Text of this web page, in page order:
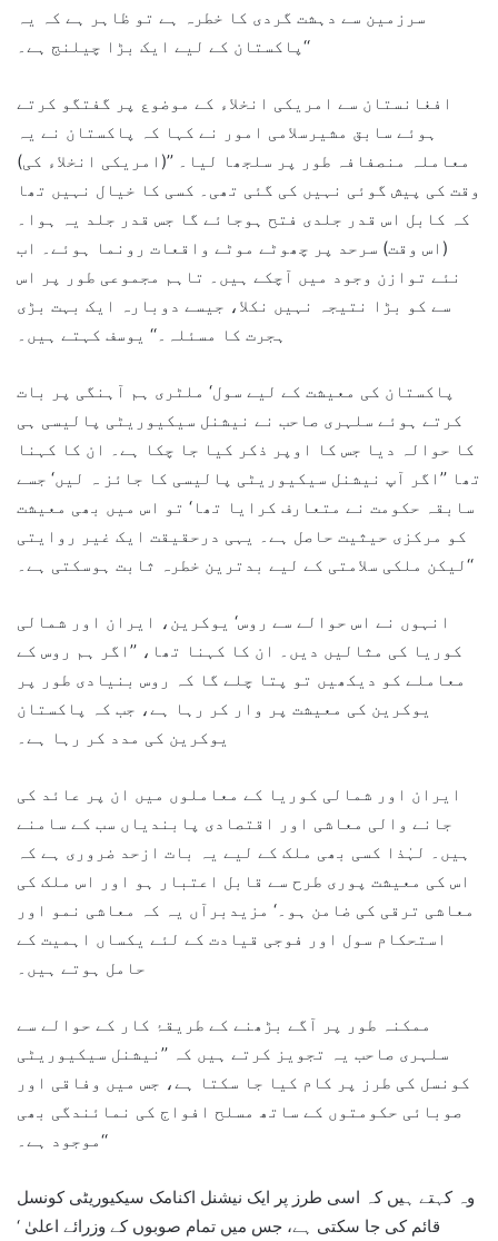
سرزمین سے دہشت گردی کا خطرہ ہے تو ظاہر ہے کہ یہ
پاکستان کے لیے ایک بڑا چیلنج ہے۔‘‘
افغانستان سے امریکی انخلاء کے موضوع پر گفتگو کرتے
ہوئے سابق مشیرسلامی امور نے کہا کہ پاکستان نے یہ
معاملہ منصفافہ طور پر سلجھا لیا۔ ’’(امریکی انخلاء کی)
وقت کی پیش گوئی نہیں کی گئی تھی۔ کسی کا خیال نہیں تھا
کہ کابل اس قدر جلدی فتح ہوجائے گا جس قدر جلد یہ ہوا۔
(اس وقت) سرحد پر چھوٹے موٹے واقعات رونما ہوئے۔ اب
نئے توازن وجود میں آچکے ہیں۔ تاہم مجموعی طور پر اس
سے کو بڑا نتیجہ نہیں نکلا، جیسے دوبارہ ایک بہت بڑی
ہجرت کا مسئلہ۔‘‘ یوسف کہتے ہیں۔
پاکستان کی معیشت کے لیے سول‘ ملٹری ہم آہنگی پر بات
کرتے ہوئے سلہری صاحب نے نیشنل سیکیوریٹی پالیسی ہی
کا حوالہ دیا جس کا اوپر ذکر کیا جا چکا ہے۔ ان کا کہنا
تھا ’’اگر آپ نیشنل سیکیوریٹی پالیسی کا جائز ہ لیں‘ جسے
سابقہ حکومت نے متعارف کرایا تھا‘ تو اس میں بھی معیشت
کو مرکزی حیثیت حاصل ہے۔ یہی درحقیقت ایک غیر روایتی
لیکن ملکی سلامتی کے لیے بدترین خطرہ ثابت ہوسکتی ہے۔‘‘
انہوں نے اس حوالے سے روس‘ یوکرین، ایران اور شمالی
کوریا کی مثالیں دیں۔ ان کا کہنا تھا، ’’اگر ہم روس کے
معاملے کو دیکھیں تو پتا چلے گا کہ روس بنیادی طور پر
یوکرین کی معیشت پر وار کر رہا ہے، جب کہ پاکستان
یوکرین کی مدد کر رہا ہے۔
ایران اور شمالی کوریا کے معاملوں میں ان پر عائد کی
جانے والی معاشی اور اقتصادی پابندیاں سب کے سامنے
ہیں۔ لہٰذا کسی بھی ملک کے لیے یہ بات ازحد ضروری ہے کہ
اس کی معیشت پوری طرح سے قابل اعتبار ہو اور اس ملک کی
معاشی ترقی کی ضامن ہو۔‘ مزیدبرآں یہ کہ معاشی نمو اور
استحکام سول اور فوجی قیادت کے لئے یکساں اہمیت کے
حامل ہوتے ہیں۔
ممکنہ طور پر آگے بڑھنے کے طریقۂ کار کے حوالے سے
سلہری صاحب یہ تجویز کرتے ہیں کہ ’’نیشنل سیکیوریٹی
کونسل کی طرز پر کام کیا جا سکتا ہے، جس میں وفاقی اور
صوبائی حکومتوں کے ساتھ مسلح افواج کی نمائندگی بھی
موجود ہے۔‘‘
وہ کہتے ہیں کہ اسی طرز پر ایک نیشنل اکنامک سیکیوریٹی کونسل
قائم کی جا سکتی ہے، جس میں تمام صوبوں کے وزرائے اعلیٰ ‘